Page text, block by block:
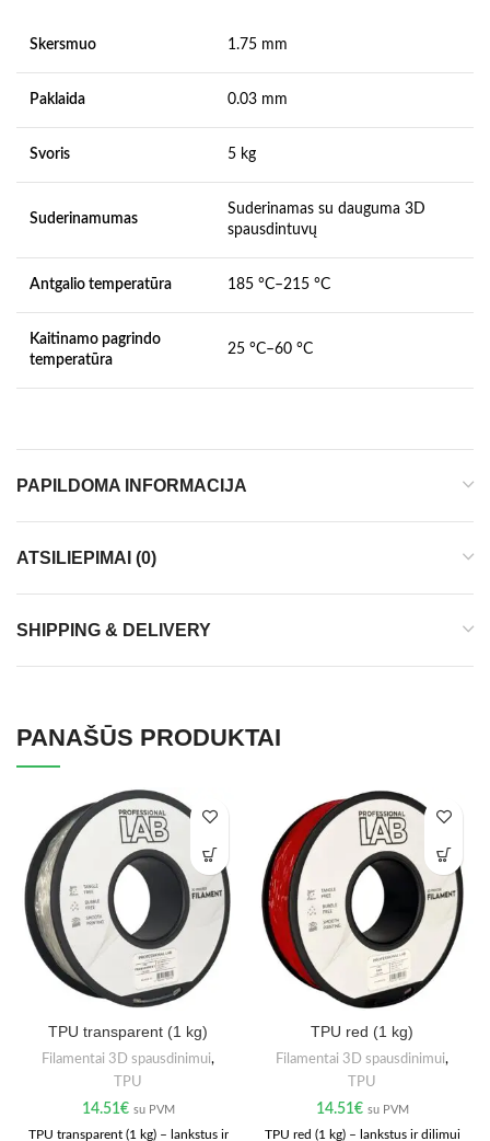
Skersmuo 1.75 mm
Paklaida 0.03 mm
Svoris 5 kg
Suderinamumas
Suderinamas su dauguma 3D
spausdintuvų
Antgalio temperatūra 185 °C–215 °C
Kaitinamo pagrindo
temperatūra
25 °C–60 °C
PAPILDOMA INFORMACIJA
ATSILIEPIMAI (0)
SHIPPING & DELIVERY
PANAŠŪS PRODUKTAI
TPU transparent (1 kg)
Filamentai 3D spausdinimui,
TPU
14.51€ su PVM
TPU transparent (1 kg) – lankstus ir
TPU red (1 kg)
Filamentai 3D spausdinimui,
TPU
14.51€ su PVM
TPU red (1 kg) – lankstus ir dilimui